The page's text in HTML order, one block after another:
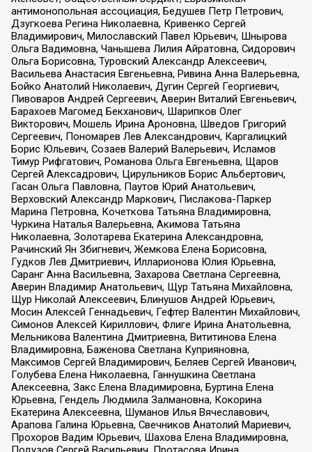
антимонопольная ассоциация, Бедушев Петр Петрович,
Дзугкоева Регина Николаевна, Кривенко Сергей
Владимирович, Милославский Павел Юрьевич, Шнырова
Ольга Вадимовна, Чанышева Лилия Айратовна, Сидорович
Ольга Борисовна, Туровский Александр Алексеевич,
Васильева Анастасия Евгеньевна, Ривина Анна Валерьевна,
Бойко Анатолий Николаевич, Дугин Сергей Георгиевич,
Пивоваров Андрей Сергеевич, Аверин Виталий Евгеньевич,
Барахоев Магомед Бекханович, Шарипков Олег
Викторович, Мошель Ирина Ароновна, Шведов Григорий
Сергеевич, Пономарев Лев Александрович, Каргалицкий
Борис Юльевич, Созаев Валерий Валерьевич, Исламов
Тимур Рифгатович, Романова Ольга Евгеньевна, Щаров
Сергей Алексадрович, Цирульников Борис Альбертович,
Гасан Ольга Павловна, Паутов Юрий Анатольевич,
Верховский Александр Маркович, Пислакова-Паркер
Марина Петровна, Кочеткова Татьяна Владимировна,
Чуркина Наталья Валерьевна, Акимова Татьяна
Николаевна, Золотарева Екатерина Александровна,
Рачинский Ян Збигневич, Жемкова Елена Борисовна,
Гудков Лев Дмитриевич, Илларионова Юлия Юрьевна,
Саранг Анна Васильевна, Захарова Светлана Сергеевна,
Аверин Владимир Анатольевич, Щур Татьяна Михайловна,
Щур Николай Алексеевич, Блинушов Андрей Юрьевич,
Мосин Алексей Геннадьевич, Гефтер Валентин Михайлович,
Симонов Алексей Кириллович, Флиге Ирина Анатольевна,
Мельникова Валентина Дмитриевна, Вититинова Елена
Владимировна, Баженова Светлана Куприяновна,
Максимов Сергей Владимирович, Беляев Сергей Иванович,
Голубева Елена Николаевна, Ганнушкина Светлана
Алексеевна, Закс Елена Владимировна, Буртина Елена
Юрьевна, Гендель Людмила Залмановна, Кокорина
Екатерина Алексеевна, Шуманов Илья Вячеславович,
Арапова Галина Юрьевна, Свечников Анатолий Мариевич,
Прохоров Вадим Юрьевич, Шахова Елена Владимировна,